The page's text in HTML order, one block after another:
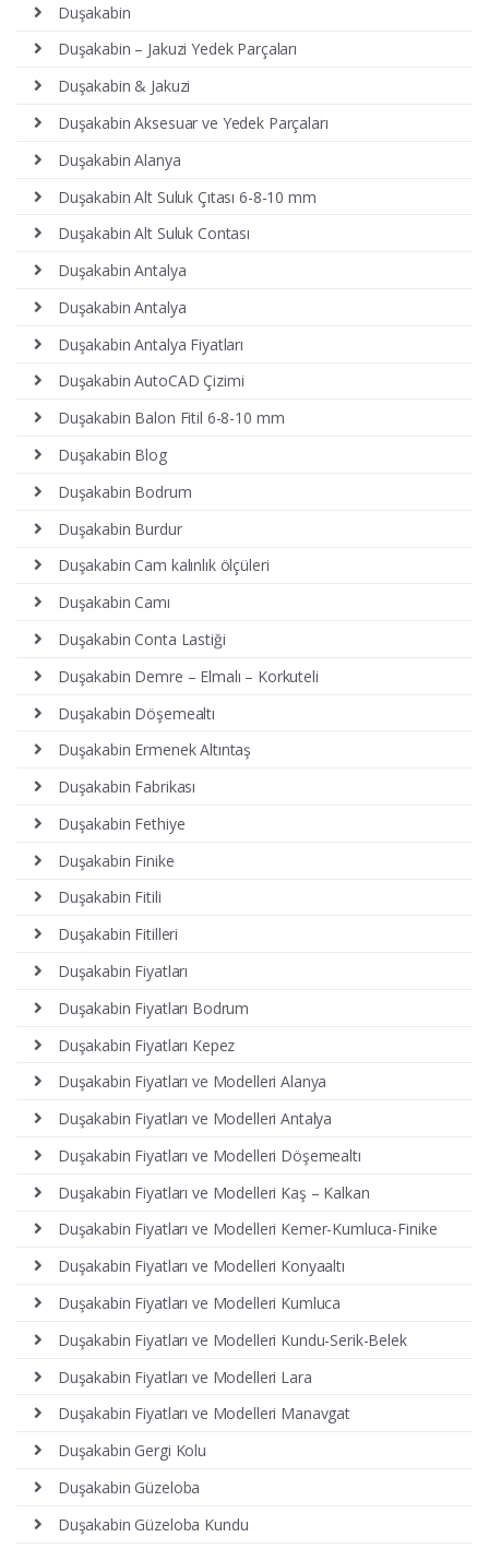
Duşakabin
Duşakabin – Jakuzi Yedek Parçaları
Duşakabin & Jakuzi
Duşakabin Aksesuar ve Yedek Parçaları
Duşakabin Alanya
Duşakabin Alt Suluk Çıtası 6-8-10 mm
Duşakabin Alt Suluk Contası
Duşakabin Antalya
Duşakabin Antalya
Duşakabin Antalya Fiyatları
Duşakabin AutoCAD Çizimi
Duşakabin Balon Fitil 6-8-10 mm
Duşakabin Blog
Duşakabin Bodrum
Duşakabin Burdur
Duşakabin Cam kalınlık ölçüleri
Duşakabin Camı
Duşakabin Conta Lastiği
Duşakabin Demre – Elmalı – Korkuteli
Duşakabin Döşemealtı
Duşakabin Ermenek Altıntaş
Duşakabin Fabrikası
Duşakabin Fethiye
Duşakabin Finike
Duşakabin Fitili
Duşakabin Fitilleri
Duşakabin Fiyatları
Duşakabin Fiyatları Bodrum
Duşakabin Fiyatları Kepez
Duşakabin Fiyatları ve Modelleri Alanya
Duşakabin Fiyatları ve Modelleri Antalya
Duşakabin Fiyatları ve Modelleri Döşemealtı
Duşakabin Fiyatları ve Modelleri Kaş – Kalkan
Duşakabin Fiyatları ve Modelleri Kemer-Kumluca-Finike
Duşakabin Fiyatları ve Modelleri Konyaaltı
Duşakabin Fiyatları ve Modelleri Kumluca
Duşakabin Fiyatları ve Modelleri Kundu-Serik-Belek
Duşakabin Fiyatları ve Modelleri Lara
Duşakabin Fiyatları ve Modelleri Manavgat
Duşakabin Gergi Kolu
Duşakabin Güzeloba
Duşakabin Güzeloba Kundu